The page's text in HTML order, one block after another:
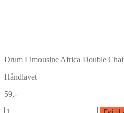
Drum Limousine Africa Double
Håndlavet
59,-